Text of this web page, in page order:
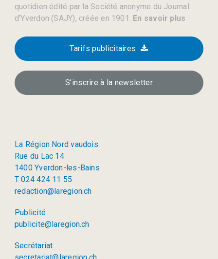
quotidien édité par la Société anonyme du Journal
d’Yverdon (SAJY), créée en 1901. En savoir plus
Tarifs publicitaires
S’inscrire à la newsletter
La Région Nord vaudois
Rue du Lac 14
1400 Yverdon-les-Bains
T 024 424 11 55
redaction@laregion.ch
Publicité
publicite@laregion.ch
Secrétariat